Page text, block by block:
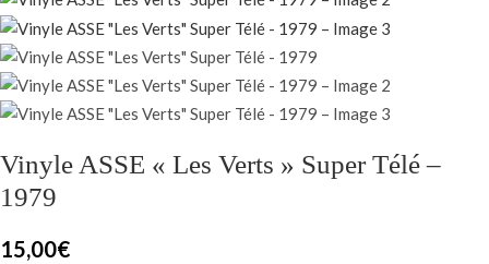
Vinyle ASSE « Les Verts » Super Télé –
1979
15,00€